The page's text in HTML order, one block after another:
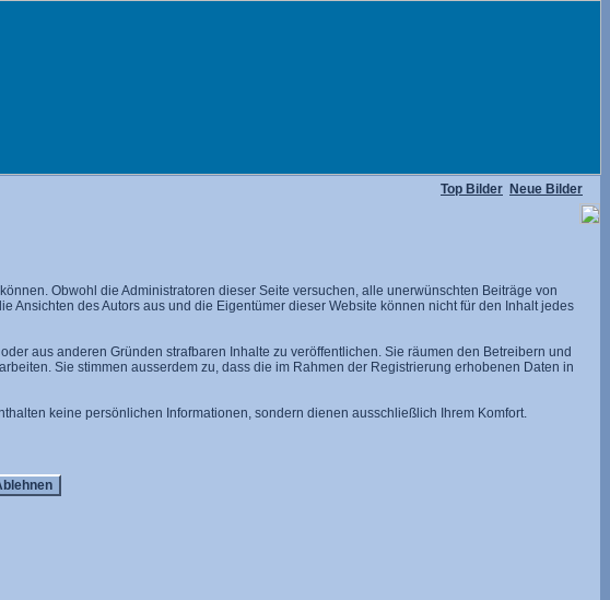
Top Bilder Neue Bilder
Obwohl die Administratoren dieser Seite versuchen, alle unerwünschten Beiträge von
Ansichten des Autors aus und die Eigentümer dieser Website können nicht für den Inhalt jedes
aus anderen Gründen strafbaren Inhalte zu veröffentlichen. Sie räumen den Betreibern und
Sie stimmen ausserdem zu, dass die im Rahmen der Registrierung erhobenen Daten in
keine persönlichen Informationen, sondern dienen ausschließlich Ihrem Komfort.